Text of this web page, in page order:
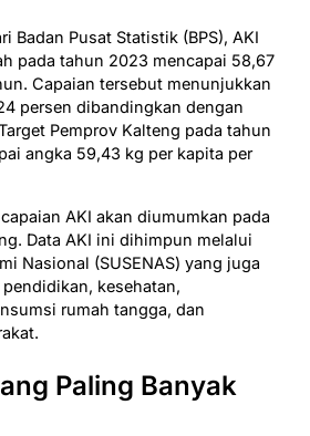
Badan Pusat Statistik (BPS), AKI
pada tahun 2023 mencapai 58,67
Capaian tersebut menunjukkan
persen dibandingkan dengan
Pemprov Kalteng pada tahun
angka 59,43 kg per kapita per
AKI akan diumumkan pada
Data AKI ini dihimpun melalui
Nasional (SUSENAS) yang juga
kesehatan,
rumah tangga, dan
Paling Banyak